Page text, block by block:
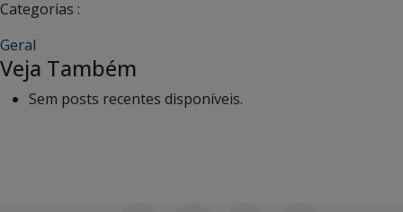
Categorias :
Geral
Veja Também
Sem posts recentes disponíveis.